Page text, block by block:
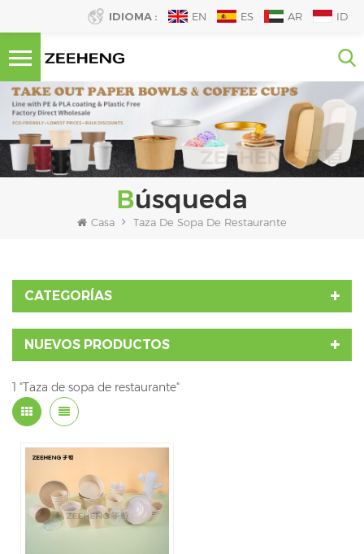
IDIOMA : EN ES AR ID
Búsqueda
Casa Taza De Sopa De Restaurante
CATEGORÍAS
NUEVOS PRODUCTOS
1 "Taza de sopa de restaurante"